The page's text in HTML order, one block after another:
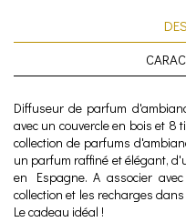
Diffuseur de parfum
avec un couvercle en bois et 8
collection de parfums
un parfum raffiné et élégant,
en Espagne. A associer
collection et les recharges
Le cadeau idéal !